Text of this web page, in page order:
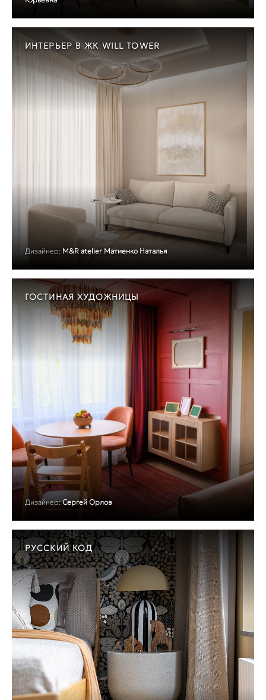
ИНТЕРЬЕР В ЖК WILL TOWER
Дизайнер: M&R atelier Матиенко Наталья
ГОСТИНАЯ ХУДОЖНИЦЫ
Дизайнер: Сергей Орлов
РУССКИЙ КОД